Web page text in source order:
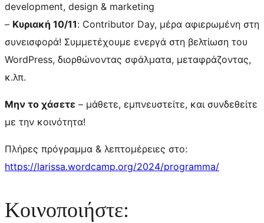
development, design & marketing
– Κυριακή 10/11: Contributor Day, μέρα αφιερωμένη στη
συνεισφορά! Συμμετέχουμε ενεργά στη βελτίωση του
WordPress, διορθώνοντας σφάλματα, μεταφράζοντας,
κ.λπ.
Μην το χάσετε – μάθετε, εμπνευστείτε, και συνδεθείτε
με την κοινότητα!
Πλήρες πρόγραμμα & λεπτομέρειες στο:
https://larissa.wordcamp.org/2024/programma/
Κοινοποιήστε: